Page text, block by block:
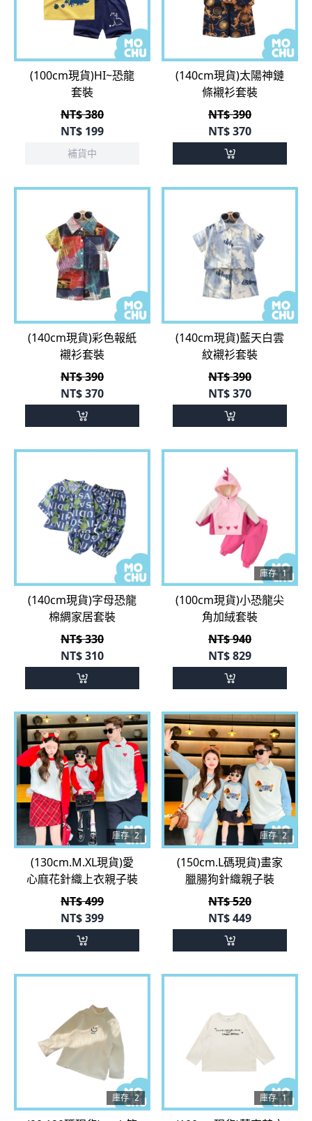
(100cm現貨)HI~恐龍
套裝
NT$ 380
NT$199
補貨中
(140cm現貨)太陽神鏈
條襯衫套裝
NT$ 390
NT$370
(140cm現貨)彩色報紙
襯衫套裝
NT$ 390
NT$370
(140cm現貨)藍天白雲
紋襯衫套裝
NT$ 390
NT$370
(140cm現貨)字母恐龍
棉綢家居套裝
NT$ 330
NT$310
庫存
(100cm現貨)小恐龍尖
角加絨套裝
NT$ 940
NT$829
庫存 2
(130cm.M.XL現貨)愛
心麻花針織上衣親子裝
NT$ 499
NT$399
庫存 2
(150cm.L碼現貨)畫家
臘腸狗針織親子裝
NT$ 520
NT$449
(90.120碼現貨)yeah笑
臉內搭高領上衣
庫存
(100cm現貨)草寫英文
長袖上衣